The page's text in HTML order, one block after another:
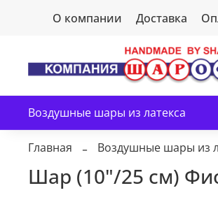
О компании Доставка
Воздушные шары из латекса
Главная Воздушные шары из
Шар (10"/25 см)